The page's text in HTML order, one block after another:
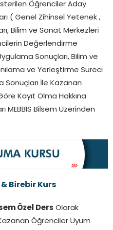
Öğrenciler Aday
( Genel Zihinsel Yetenek ,
Bilim ve Sanat Merkezleri
Değerlendirme
Sonuçları, Bilim ve
ve Yerleştirme Süreci
İle Kazanan
Kayıt Olma Hakkına
MEBBİS Bilsem Üzerinden
& Birebir Kurs
Özel Ders Olarak
Öğrenciler Uyum